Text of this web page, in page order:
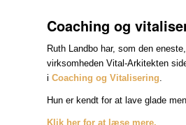
Coaching og
Ruth Landbo har, som den
virksomheden Vital-Arkitekten
i Coaching og Vitalisering
Hun er kendt for at lave glade
Klik her for at læse mere.